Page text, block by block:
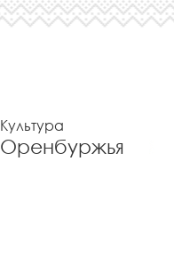
Культура
Оренбуржья